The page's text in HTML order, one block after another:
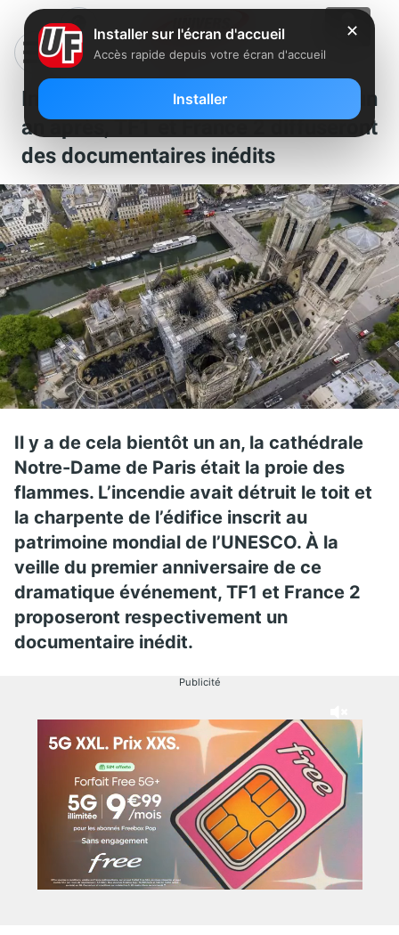
Incendie de Notre-Dame de Paris un
an après, TF1 et France 2 diffuseront
des documentaires inédits
Il y a de cela bientôt un an, la cathédrale
Notre-Dame de Paris était la proie des
flammes. L’incendie avait détruit le toit et
la charpente de l’édifice inscrit au
patrimoine mondial de l’UNESCO. À la
veille du premier anniversaire de ce
dramatique événement, TF1 et France 2
proposeront respectivement un
documentaire inédit.
Publicité
✕
Installer sur l'écran d'accueil
Accès rapide depuis votre écran d'accueil
Installer